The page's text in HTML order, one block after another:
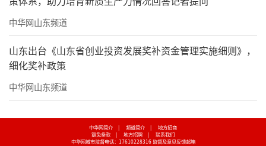
中华网山东频道
山东出台《山东省创业投资发展奖补资金管理实施细则》，
细化奖补政策
中华网山东频道
中华网简介 | 频道简介 |
地方招商
豁免条款
| 地方招聘 |
联系我们
中华网城市监督电话：17610228316 监督及意见反馈邮箱